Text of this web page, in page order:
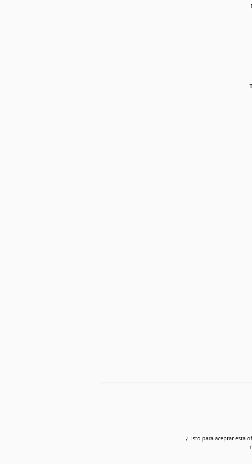
¿Listo para aceptar esta